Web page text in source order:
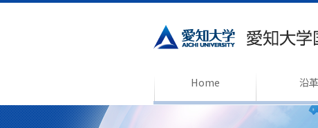
Home 沿革